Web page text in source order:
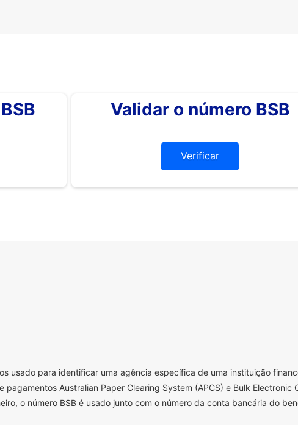
Validar o número BSB
Verificar
usado para identificar uma agência específica de uma instituição
pagamentos Australian Paper Clearing System (APCS) e Bulk Electronic
o número BSB é usado junto com o número da conta bancária do